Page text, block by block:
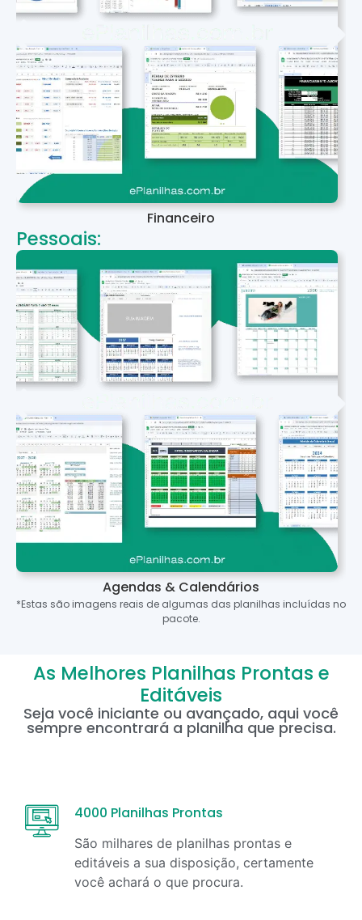
Financeiro
Pessoais:
Agendas & Calendários
*Estas são imagens reais de algumas das planilhas incluídas no
pacote.
As Melhores Planilhas Prontas e
Editáveis
Seja você iniciante ou avançado, aqui você
sempre encontrará a planilha que precisa.
4000 Planilhas Prontas
São milhares de planilhas prontas e
editáveis a sua disposição, certamente
você achará o que procura.